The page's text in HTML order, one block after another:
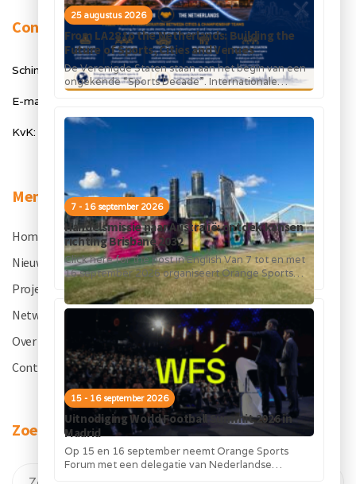
25 augustus 2026
From LA28 to the Netherlands: Building the
Future of Sports, Cities and Venues
De Verenigde Staten staan aan het begin van een
ongekende “Sports Decade”. Internationale
topsportevenementen en grote investeringen in
7 - 16 september 2026
Handelsmissie naar Australië: ontdek kansen
richting Brisbane 2032
Click here for the post in English Van 7 tot en met
16 september 2026 organiseert Orange Sports
Forum in...
15 - 16 september 2026
Uitnodiging World Football Summit 2026 in
Madrid
Op 15 en 16 september neemt Orange Sports
Forum met een delegatie van Nederlandse
Contact
Schimmelt 40, 5611 ZX Eindhoven
E-mail: info@orangesportsforum.com
KvK: 50334905
Menu
Home
Nieuws
Projecten
Netwerk
Over OSF
Contact
Zoeken